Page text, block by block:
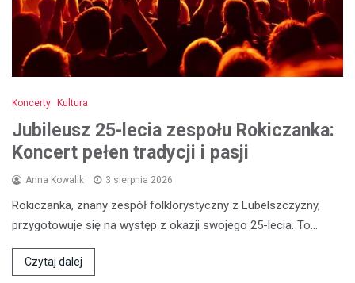
Koncerty Kultura
Jubileusz 25-lecia zespołu Rokiczanka:
Koncert pełen tradycji i pasji
Anna Kowalik 3 sierpnia 2026
Rokiczanka, znany zespół folklorystyczny z Lubelszczyzny,
przygotowuje się na występ z okazji swojego 25-lecia. To…
Czytaj dalej